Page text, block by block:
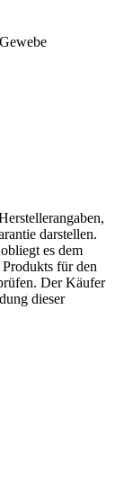
darstellen.
es dem
für den
Der Käufer
dieser